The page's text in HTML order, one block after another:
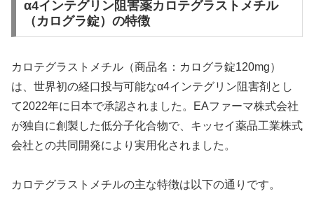
α4インテグリン阻害薬カロテグラストメチル
（カログラ錠）の特徴
カロテグラストメチル（商品名：カログラ錠120mg）
は、世界初の経口投与可能なα4インテグリン阻害剤とし
て2022年に日本で承認されました。EAファーマ株式会社
が独自に創製した低分子化合物で、キッセイ薬品工業株式
会社との共同開発により実用化されました。
カロテグラストメチルの主な特徴は以下の通りです。